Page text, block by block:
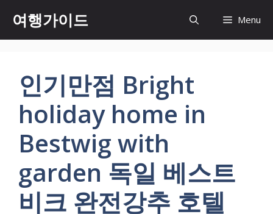
츠
여행가이드 Menu
인기만점 Bright
holiday home in
Bestwig with
garden 독일 베스트
비크 완전강추 호텔